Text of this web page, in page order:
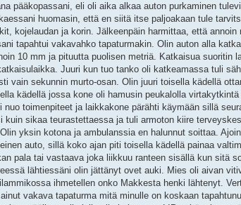
pääkopassani, eli oli aika alkaa auton purkaminen
huomasin, että en siitä itse paljoakaan tule
kojelaudan ja korin. Jälkeenpäin harmittaa, että
tapahtui vakavahko tapaturmakin. Olin auton alla
10 mm ja pituutta puolisen metriä. Katkaisua
Juuri kun tuo tanko oli katkeamassa tuli
vain sekunnin murto-osan. Olin juuri toisella kädellä
kädellä jossa kone oli hamusin peukalolla
nuo toimenpiteet ja laikkakone pärähti käymään sillä
kuin sikaa teurastettaessa ja tuli armoton kiire
yksin kotona ja ambulanssia en halunnut soittaa.
auto, sillä koko ajan piti toisella kädellä painaa
pala tai vastaava joka liikkuu ranteen sisällä kun sitä
lähtiessäni olin jättänyt ovet auki. Mies oli aivan
ihmetellen onko Makkesta henki lähtenyt.
vakava tapaturma mitä minulle on koskaan